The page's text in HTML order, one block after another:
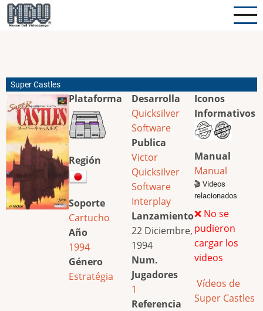
Pasar
al
Super Castles
Plataforma
Región
Soporte
Cartucho
Año
1994
Género
Estratégia
Desarrolla
Quicksilver
Software
Publica
Victor
Quicksilver
Software
Interplay
Lanzamiento
22 Diciembre,
1994
Num.
Jugadores
1
Referencia
Iconos
Informativos
Manual
Manual
🎬 Videos
relacionados
❌ No se
pudieron
cargar los
videos
Vídeos de
Super Castles